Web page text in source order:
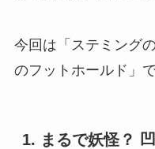
今回は「ステミング
のフットホールド」で
1. まるで妖怪？